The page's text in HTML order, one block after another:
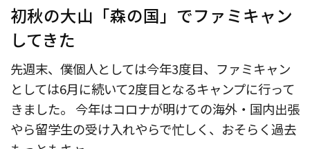
初秋の大山「森の国」でファミキャン
してきた
先週末、僕個人としては今年3度目、ファミキャン
としては6月に続いて2度目となるキャンプに行って
きました。 今年はコロナが明けての海外・国内出張
やら留学生の受け入れやらで忙しく、おそらく過去